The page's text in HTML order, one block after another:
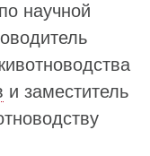
научной
и заместитель